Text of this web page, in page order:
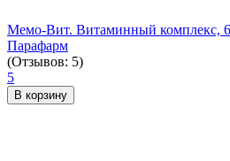
Мемо-Вит. Витаминный комплекс,
Парафарм
(Отзывов: 5)
5
В корзину